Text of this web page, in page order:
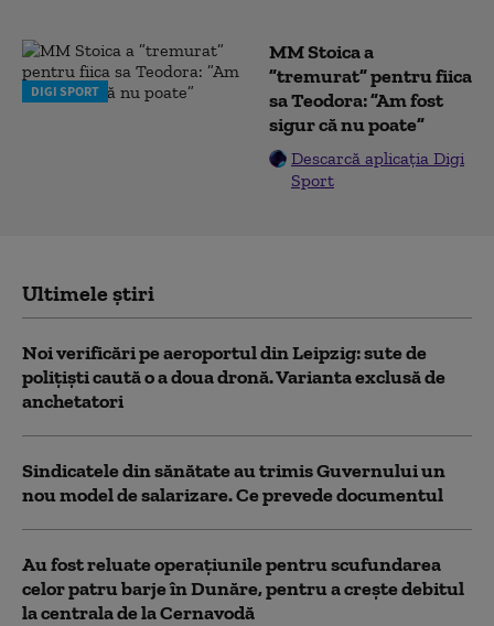
DIGI SPORT
MM Stoica a
”tremurat” pentru fiica
sa Teodora: ”Am fost
sigur că nu poate”
Descarcă aplicația Digi
Sport
Ultimele știri
Noi verificări pe aeroportul din Leipzig: sute de
polițiști caută o a doua dronă. Varianta exclusă de
anchetatori
Sindicatele din sănătate au trimis Guvernului un
nou model de salarizare. Ce prevede documentul
Au fost reluate operațiunile pentru scufundarea
celor patru barje în Dunăre, pentru a crește debitul
la centrala de la Cernavodă